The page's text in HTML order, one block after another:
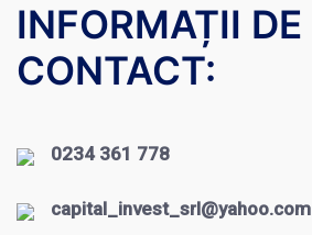
INFORMAȚII DE
CONTACT:
0234 361 778
capital_invest_srl@yahoo.com